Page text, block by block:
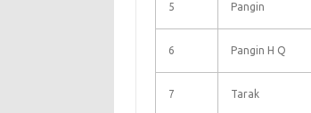
5 Pangin
6 Pangin H Q
7 Tarak